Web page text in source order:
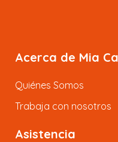
Acerca de Mia
Quiénes Somos
Trabaja con nosotros
Asistencia